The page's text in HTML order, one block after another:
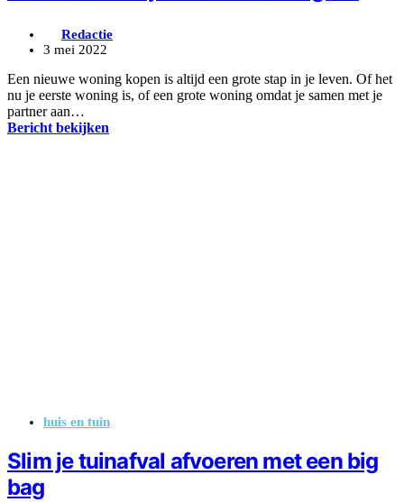
Redactie
3 mei 2022
Een nieuwe woning kopen is altijd een grote stap in je leven. Of het
nu je eerste woning is, of een grote woning omdat je samen met je
partner aan…
Bericht bekijken
huis en tuin
Slim je tuinafval afvoeren met een big
bag